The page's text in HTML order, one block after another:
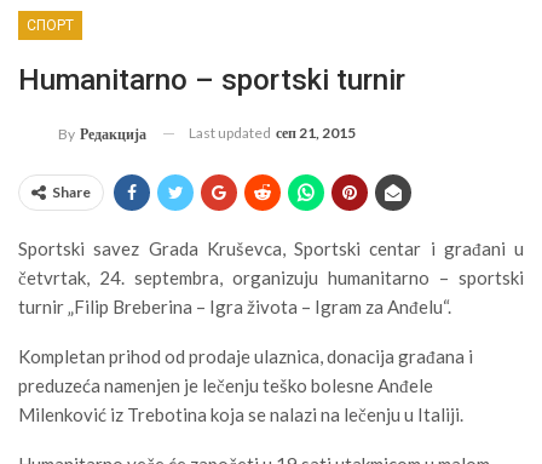
СПОРТ
Humanitarno – sportski turnir
By Редакција Last updated сеп 21, 2015
Share
Sportski savez Grada Kruševca, Sportski centar i građani u
četvrtak, 24. septembra, organizuju humanitarno – sportski
turnir „Filip Breberina – Igra života – Igram za Anđelu“.
Kompletan prihod od prodaje ulaznica, donacija građana i
preduzeća namenjen je lečenju teško bolesne Anđele
Milenković iz Trebotina koja se nalazi na lečenju u Italiji.